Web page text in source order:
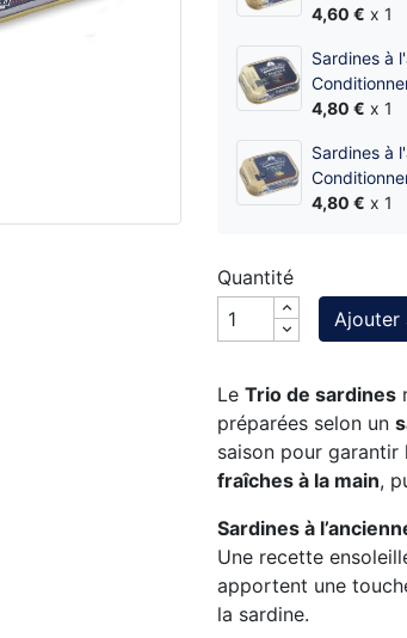
4,60 € x 1
Sardines à
4,80 € x 1
Sardines à
4,80 € x 1
Quantité
Ajouter
Le Trio de sardines
préparées selon un
saison pour garantir
fraîches à la main,
Sardines à
Une recette
apportent une
la sardine.